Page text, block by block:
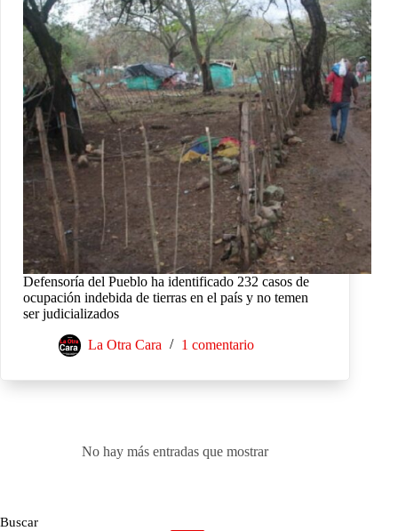
Defensoría del Pueblo ha identificado 232 casos de
ocupación indebida de tierras en el país y no temen
ser judicializados
La Otra Cara 1 comentario
No hay más entradas que mostrar
Buscar